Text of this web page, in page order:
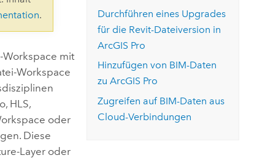
ArcGIS Pro erkunden
Den Kurs erkunden
Die Story lesen
.
mit
Workspace
HLS,
oder
Diese
Layer oder
Durchführen eines Upgrades
für die Revit-Dateiversion in
ArcGIS Pro
Hinzufügen von BIM-Daten
zuArcGIS Pro
Zugreifen auf BIM-Daten aus
Cloud-Verbindungen